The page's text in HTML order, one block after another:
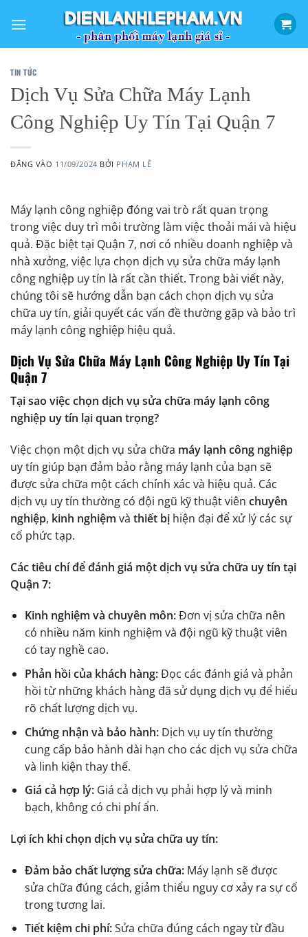
qua
TIN TỨC
Dịch Vụ Sửa Chữa Máy Lạnh
Công Nghiệp Uy Tín Tại Quận 7
ĐĂNG VÀO 11/09/2024 BỞI PHẠM LÊ
Máy lạnh công nghiệp đóng vai trò rất quan trọng
trong việc duy trì môi trường làm việc thoải mái và hiệu
quả. Đặc biệt tại Quận 7, nơi có nhiều doanh nghiệp và
nhà xưởng, việc lựa chọn dịch vụ sửa chữa máy lạnh
công nghiệp uy tín là rất cần thiết. Trong bài viết này,
chúng tôi sẽ hướng dẫn bạn cách chọn dịch vụ sửa
chữa uy tín, giải quyết các vấn đề thường gặp và bảo trì
máy lạnh công nghiệp hiệu quả.
Dịch Vụ Sửa Chữa Máy Lạnh Công Nghiệp Uy Tín Tại
Quận 7
Tại sao việc chọn dịch vụ sửa chữa máy lạnh công
nghiệp uy tín lại quan trọng?
Việc chọn một dịch vụ sửa chữa máy lạnh công nghiệp
uy tín giúp bạn đảm bảo rằng máy lạnh của bạn sẽ
được sửa chữa một cách chính xác và hiệu quả. Các
dịch vụ uy tín thường có đội ngũ kỹ thuật viên chuyên
nghiệp, kinh nghiệm và thiết bị hiện đại để xử lý các sự
cố phức tạp.
Các tiêu chí để đánh giá một dịch vụ sửa chữa uy tín tại
Quận 7:
Kinh nghiệm và chuyên môn:Đơn vị sửa chữa nên
có nhiều năm kinh nghiệm và đội ngũ kỹ thuật viên
có tay nghề cao.
Phản hồi của khách hàng:Đọc các đánh giá và phản
hồi từ những khách hàng đã sử dụng dịch vụ để hiểu
rõ chất lượng dịch vụ.
Chứng nhận và bảo hành:Dịch vụ uy tín thường
cung cấp bảo hành dài hạn cho các dịch vụ sửa chữa
và linh kiện thay thế.
Giá cả hợp lý:Giá cả dịch vụ phải hợp lý và minh
bạch, không có chi phí ẩn.
Lợi ích khi chọn dịch vụ sửa chữa uy tín:
Đảm bảo chất lượng sửa chữa:Máy lạnh sẽ được
sửa chữa đúng cách, giảm thiểu nguy cơ xảy ra sự cố
trong tương lai.
Tiết kiệm chi phí:Sửa chữa đúng cách ngay từ đầu